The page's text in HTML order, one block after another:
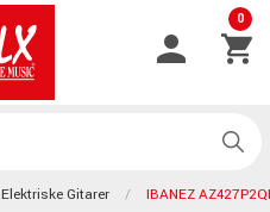
0
Elektriske Gitarer IBANEZ